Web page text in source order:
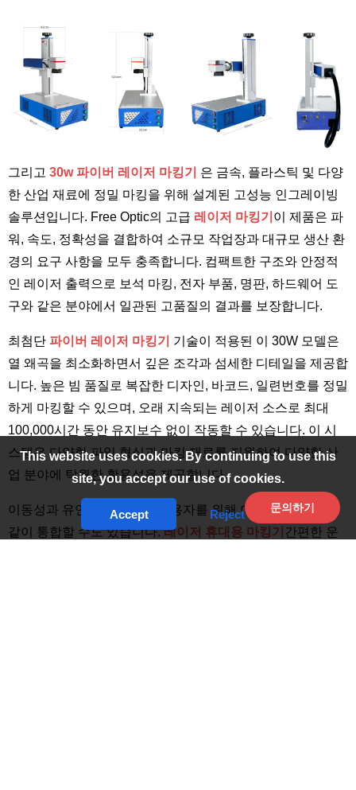
그리고 30w 파이버 레이저 마킹기
은 금속, 플라스틱 및 다양
한 산업 재료에 정밀 마킹을 위해 설계된 고성능 인그레이빙
솔루션입니다. Free Optic의 고급 레이저 마킹기 이 제품은 파
워, 속도, 정확성을 결합하여 소규모 작업장과 대규모 생산 환
경의 요구 사항을 모두 충족합니다. 컴팩트한 구조와 안정적
인 레이저 출력으로 보석 마킹, 전자 부품, 명판, 하드웨어 도
구와 같은 분야에서 일관된 고품질의 결과를 보장합니다.
최첨단 파이버 레이저 마킹기
기술이 적용된 이 30W 모델은
열 왜곡을 최소화하면서 깊은 조각과 섬세한 디테일을 제공합
니다. 높은 빔 품질로 복잡한 디자인, 바코드, 일련번호를 정밀
하게 마킹할 수 있으며, 오래 지속되는 레이저 소스로 최대
100,000시간 동안 유지보수 없이 작동할 수 있습니다. 이 시
스템은 다양한 파일 형식과 마킹 재료를 지원하여 다양한 산
업 분야에 탁월한 활용성을 제공합니다.
이동성과 유연성이 필요한 사용자를 위해 이 모델은 다음과
같이 통합할 수도 있습니다.레이저 휴대용 마킹기 간편한 운
문의하기
This website uses cookies. By continuing to use this
site, you accept our use of cookies.
Accept Reject